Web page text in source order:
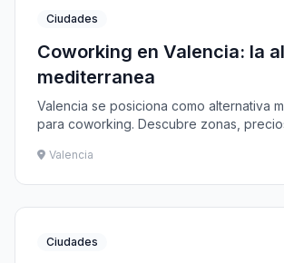
Ciudades
Coworking en Valencia: la
mediterranea
Valencia se posiciona como alternativa
para coworking. Descubre zonas,
Valencia
Ciudades